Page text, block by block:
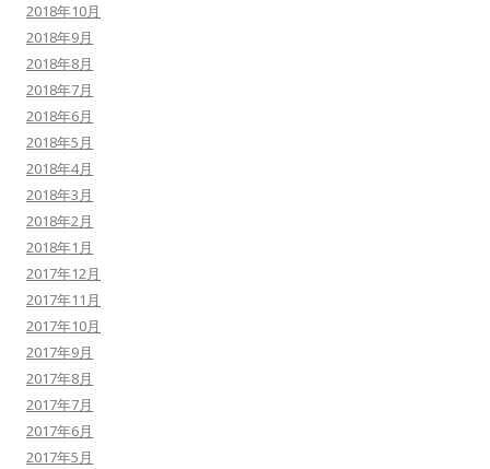
2018年10月
2018年9月
2018年8月
2018年7月
2018年6月
2018年5月
2018年4月
2018年3月
2018年2月
2018年1月
2017年12月
2017年11月
2017年10月
2017年9月
2017年8月
2017年7月
2017年6月
2017年5月